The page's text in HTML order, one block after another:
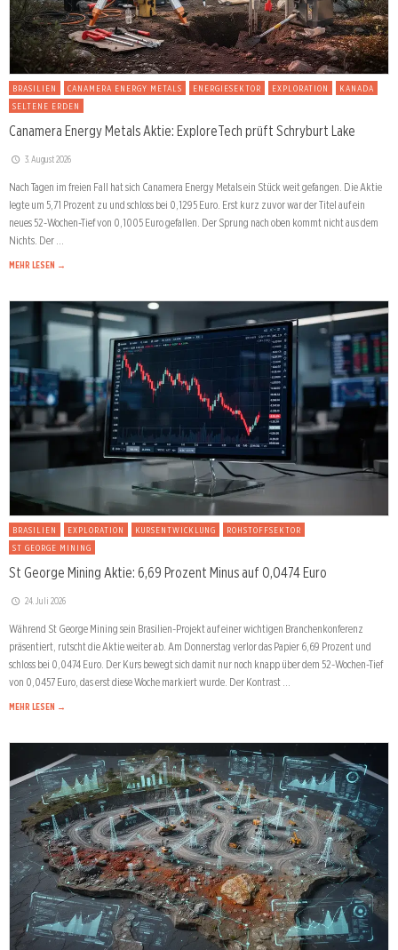
BRASILIEN CANAMERA ENERGY METALS ENERGIESEKTOR EXPLORATION
KANADA
SELTENE ERDEN
Canamera Energy Metals Aktie: ExploreTech prüft Schryburt Lake
3. August 2026
Nach Tagen im freien Fall hat sich Canamera Energy Metals ein Stück weit gefangen. Die Aktie
legte um 5,71 Prozent zu und schloss bei 0,1295 Euro. Erst kurz zuvor war der Titel auf ein
neues 52-Wochen-Tief von 0,1005 Euro gefallen. Der Sprung nach oben kommt nicht aus dem
Nichts. Der …
MEHR LESEN →
BRASILIEN EXPLORATION KURSENTWICKLUNG
ROHSTOFFSEKTOR
ST GEORGE MINING
St George Mining Aktie: 6,69 Prozent Minus auf 0,0474 Euro
24. Juli 2026
Während St George Mining sein Brasilien-Projekt auf einer wichtigen Branchenkonferenz
präsentiert, rutscht die Aktie weiter ab. Am Donnerstag verlor das Papier 6,69 Prozent und
schloss bei 0,0474 Euro. Der Kurs bewegt sich damit nur noch knapp über dem 52-Wochen-Tief
von 0,0457 Euro, das erst diese Woche markiert wurde. Der Kontrast …
MEHR LESEN →